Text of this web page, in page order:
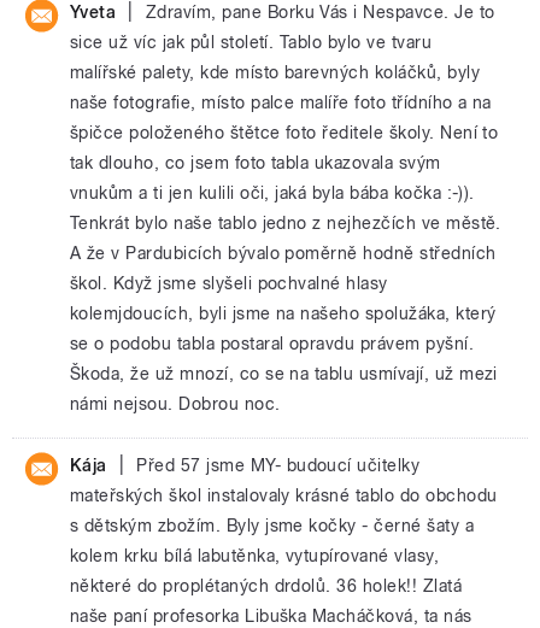
Yveta
Zdravím, pane Borku Vás i Nespavce. Je to
sice už víc jak půl století. Tablo bylo ve tvaru
malířské palety, kde místo barevných koláčků, byly
naše fotografie, místo palce malíře foto třídního a na
špičce položeného štětce foto ředitele školy. Není to
tak dlouho, co jsem foto tabla ukazovala svým
vnukům a ti jen kulili oči, jaká byla bába kočka :-)).
Tenkrát bylo naše tablo jedno z nejhezčích ve městě.
A že v Pardubicích bývalo poměrně hodně středních
škol. Když jsme slyšeli pochvalné hlasy
kolemjdoucích, byli jsme na našeho spolužáka, který
se o podobu tabla postaral opravdu právem pyšní.
Škoda, že už mnozí, co se na tablu usmívají, už mezi
námi nejsou. Dobrou noc.
Kája
Před 57 jsme MY- budoucí učitelky
mateřských škol instalovaly krásné tablo do obchodu
s dětským zbožím. Byly jsme kočky - černé šaty a
kolem krku bílá labutěnka, vytupírované vlasy,
některé do proplétaných drdolů. 36 holek!! Zlatá
naše paní profesorka Libuška Macháčková, ta nás